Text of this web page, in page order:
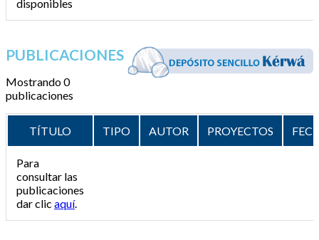
disponibles
PUBLICACIONES
Mostrando 0
publicaciones
TÍTULO TIPO AUTOR PROYECTOS
Para
consultar las
publicaciones
dar clic aquí.